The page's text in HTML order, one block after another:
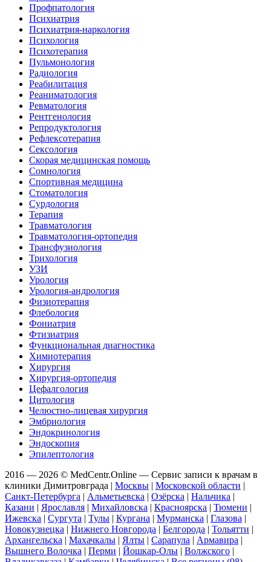
Профпатология
Психиатрия
Психиатрия-наркология
Психология
Психотерапия
Пульмонология
Радиология
Реабилитация
Реаниматология
Ревматология
Рентгенология
Репродуктология
Рефлексотерапия
Сексология
Скорая медицинская помощь
Сомнология
Спортивная медицина
Стоматология
Сурдология
Терапия
Травматология
Травматология-ортопедия
Трансфузиология
Трихология
УЗИ
Урология
Урология-андрология
Физиотерапия
Флебология
Фониатрия
Фтизиатрия
Функциональная диагностика
Химиотерапия
Хирургия
Хирургия-ортопедия
Цефалгология
Цитология
Челюстно-лицевая хирургия
Эмбриология
Эндокринология
Эндоскопия
Эпилептология
2016 — 2026 © MedCentr.Online — Сервис записи к врачам в
клиники Димитровграда | Москвы | Московской области |
Санкт-Петербурга | Альметьевска | Озёрска | Нальчика |
Казани | Ярославля | Михайловска | Красноярска | Тюмени |
Ижевска | Сургута | Тулы | Кургана | Мурманска | Глазова |
Новокузнецка | Нижнего Новгорода | Белгорода | Тольятти |
Архангельска | Махачкалы | Ялты | Сарапула | Армавира |
Вышнего Волочка | Перми | Йошкар-Олы | Волжского |